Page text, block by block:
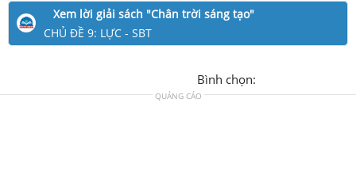
Xem lời giải sách "Chân trời sáng tạo"
CHỦ ĐỀ 9: LỰC - SBT
Bình chọn:
QUẢNG CÁO